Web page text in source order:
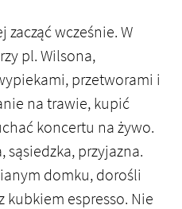
wcześnie. W
pl. Wilsona,
przetworami i
na trawie, kupić
koncertu na żywo.
przyjazna.
domku, dorośli
kubkiem espresso. Nie